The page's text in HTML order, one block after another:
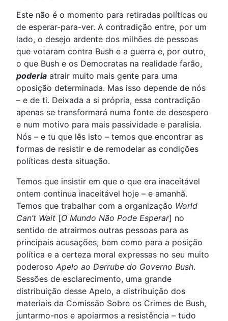
Este não é o momento para retiradas políticas ou
de esperar-para-ver. A contradição entre, por um
lado, o desejo ardente dos milhões de pessoas
que votaram contra Bush e a guerra e, por outro,
o que Bush e os Democratas na realidade farão,
poderia atrair muito mais gente para uma
oposição determinada. Mas isso depende de nós
– e de ti. Deixada a si própria, essa contradição
apenas se transformará numa fonte de desespero
e num motivo para mais passividade e paralisia.
Nós – e tu que lês isto – temos que encontrar as
formas de resistir e de remodelar as condições
políticas desta situação.
Temos que insistir em que o que era inaceitável
ontem continua inaceitável hoje – e amanhã.
Temos que trabalhar com a organização World
Can’t Wait [O Mundo Não Pode Esperar] no
sentido de atrairmos outras pessoas para as
principais acusações, bem como para a posição
política e a certeza moral expressas no seu muito
poderoso Apelo ao Derrube do Governo Bush.
Sessões de esclarecimento, uma grande
distribuição desse Apelo, a distribuição dos
materiais da Comissão Sobre os Crimes de Bush,
juntarmo-nos e apoiarmos a resistência – tudo